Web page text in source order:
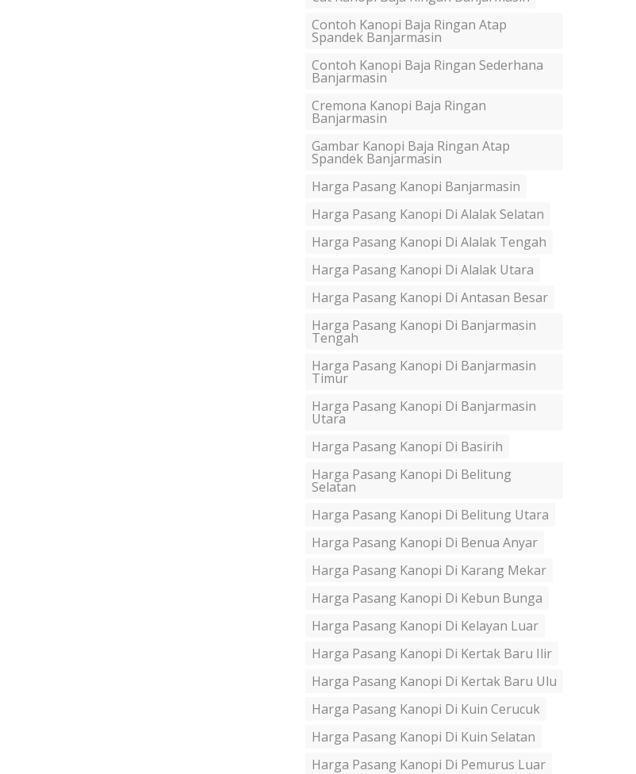
Contoh Kanopi Baja Ringan Atap
Spandek Banjarmasin
Contoh Kanopi Baja Ringan Sederhana
Banjarmasin
Cremona Kanopi Baja Ringan
Banjarmasin
Gambar Kanopi Baja Ringan Atap
Spandek Banjarmasin
Harga Pasang Kanopi Banjarmasin
Harga Pasang Kanopi Di Alalak Selatan
Harga Pasang Kanopi Di Alalak Tengah
Harga Pasang Kanopi Di Alalak Utara
Harga Pasang Kanopi Di Antasan Besar
Harga Pasang Kanopi Di Banjarmasin
Tengah
Harga Pasang Kanopi Di Banjarmasin
Timur
Harga Pasang Kanopi Di Banjarmasin
Utara
Harga Pasang Kanopi Di Basirih
Harga Pasang Kanopi Di Belitung
Selatan
Harga Pasang Kanopi Di Belitung Utara
Harga Pasang Kanopi Di Benua Anyar
Harga Pasang Kanopi Di Karang Mekar
Harga Pasang Kanopi Di Kebun Bunga
Harga Pasang Kanopi Di Kelayan Luar
Harga Pasang Kanopi Di Kertak Baru Ilir
Harga Pasang Kanopi Di Kertak Baru Ulu
Harga Pasang Kanopi Di Kuin Cerucuk
Harga Pasang Kanopi Di Kuin Selatan
Harga Pasang Kanopi Di Pemurus Luar